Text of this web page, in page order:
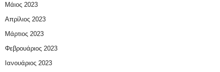
Μάιος 2023
Απρίλιος 2023
Μάρτιος 2023
Φεβρουάριος 2023
Ιανουάριος 2023